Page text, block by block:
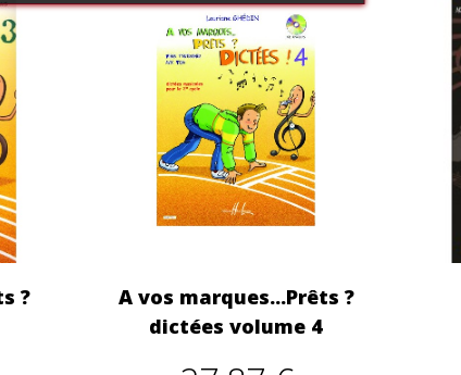
?
A vos marques...Prêts ?
dictées volume 4